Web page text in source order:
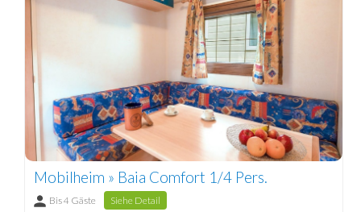
Mobilheim » Baia Comfort 1/4 Pers.
Bis 4 Gäste Siehe Detail